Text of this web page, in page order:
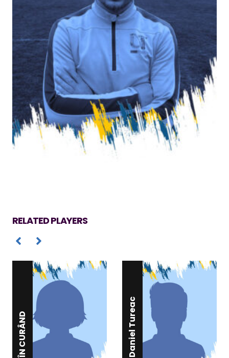
RELATED PLAYERS
ÎN CURÂND Daniel Tureac